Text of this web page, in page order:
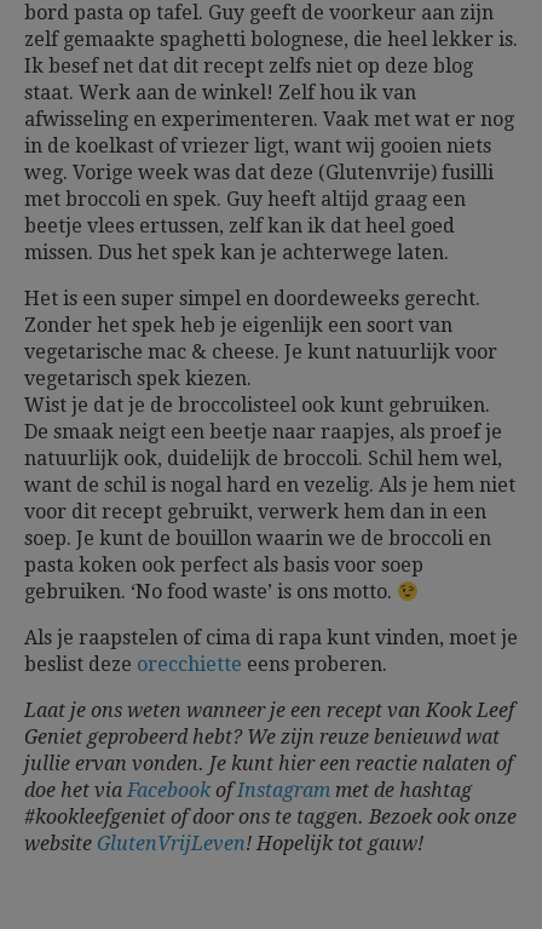
bord pasta op tafel. Guy geeft de voorkeur aan zijn
zelf gemaakte spaghetti bolognese, die heel lekker is.
Ik besef net dat dit recept zelfs niet op deze blog
staat. Werk aan de winkel! Zelf hou ik van
afwisseling en experimenteren. Vaak met wat er nog
in de koelkast of vriezer ligt, want wij gooien niets
weg. Vorige week was dat deze (Glutenvrije) fusilli
met broccoli en spek. Guy heeft altijd graag een
beetje vlees ertussen, zelf kan ik dat heel goed
missen. Dus het spek kan je achterwege laten.
Het is een super simpel en doordeweeks gerecht.
Zonder het spek heb je eigenlijk een soort van
vegetarische mac & cheese. Je kunt natuurlijk voor
vegetarisch spek kiezen.
Wist je dat je de broccolisteel ook kunt gebruiken.
De smaak neigt een beetje naar raapjes, als proef je
natuurlijk ook, duidelijk de broccoli. Schil hem wel,
want de schil is nogal hard en vezelig. Als je hem niet
voor dit recept gebruikt, verwerk hem dan in een
soep. Je kunt de bouillon waarin we de broccoli en
pasta koken ook perfect als basis voor soep
gebruiken. ‘No food waste’ is ons motto.
Als je raapstelen of cima di rapa kunt vinden, moet je
beslist deze orecchiette eens proberen.
Laat je ons weten wanneer je een recept van Kook Leef
Geniet geprobeerd hebt? We zijn reuze benieuwd wat
jullie ervan vonden. Je kunt hier een reactie nalaten of
doe het viaFacebookofInstagram met de hashtag
#kookleefgeniet of door ons te taggen. Bezoek ook onze
website GlutenVrijLeven!Hopelijk tot gauw!